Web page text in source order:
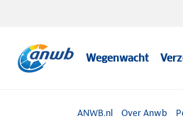
Wegenwacht
ANWB.nl Over Anwb